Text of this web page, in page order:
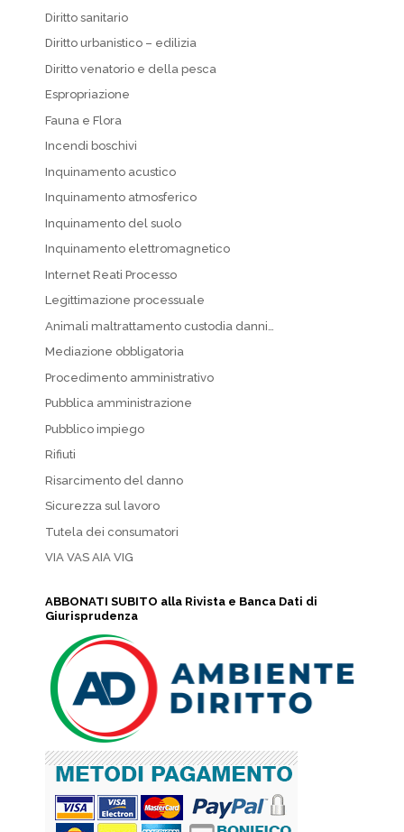
Diritto sanitario
Diritto urbanistico – edilizia
Diritto venatorio e della pesca
Espropriazione
Fauna e Flora
Incendi boschivi
Inquinamento acustico
Inquinamento atmosferico
Inquinamento del suolo
Inquinamento elettromagnetico
Internet Reati Processo
Legittimazione processuale
Animali maltrattamento custodia danni…
Mediazione obbligatoria
Procedimento amministrativo
Pubblica amministrazione
Pubblico impiego
Rifiuti
Risarcimento del danno
Sicurezza sul lavoro
Tutela dei consumatori
VIA VAS AIA VIG
ABBONATI SUBITO alla Rivista e Banca Dati di
Giurisprudenza